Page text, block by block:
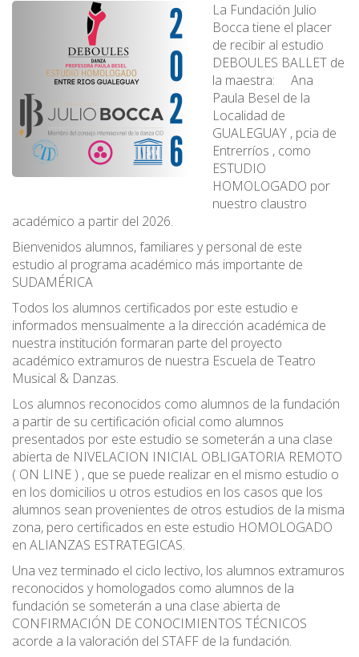
La Fundación Julio
Bocca tiene el placer
de recibir al estudio
DEBOULES BALLET de
la maestra: Ana
Paula Besel de la
Localidad de
GUALEGUAY , pcia de
Entrerríos , como
ESTUDIO
HOMOLOGADO por
nuestro claustro
académico a partir del 2026.
Bienvenidos alumnos, familiares y personal de este
estudio al programa académico más importante de
SUDAMÉRICA
Todos los alumnos certificados por este estudio e
informados mensualmente a la dirección académica de
nuestra institución formaran parte del proyecto
académico extramuros de nuestra Escuela de Teatro
Musical & Danzas.
Los alumnos reconocidos como alumnos de la fundación
a partir de su certificación oficial como alumnos
presentados por este estudio se someterán a una clase
abierta de NIVELACION INICIAL OBLIGATORIA REMOTO
( ON LINE ) , que se puede realizar en el mismo estudio o
en los domicilios u otros estudios en los casos que los
alumnos sean provenientes de otros estudios de la misma
zona, pero certificados en este estudio HOMOLOGADO
en ALIANZAS ESTRATEGICAS.
Una vez terminado el ciclo lectivo, los alumnos extramuros
reconocidos y homologados como alumnos de la
fundación se someterán a una clase abierta de
CONFIRMACIÓN DE CONOCIMIENTOS TÉCNICOS
acorde a la valoración del STAFF de la fundación.